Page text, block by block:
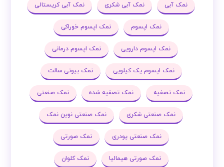
نمک آبی نمک آبی شکری نمک آبی کریستالی
نمک اپسوم نمک اپسوم خوراکی
نمک اپسوم دارویی نمک اپسوم درمانی
نمک اپسوم یک کیلویی نمک بیوتی سالت
نمک تصفیه نمک تصفیه شده نمک صنعتی
نمک صنعتی شکری نمک صنعتی نوین نمک
نمک صنعتی پودری نمک صورتی
نمک صورتی هیمالیا نمک کلوان